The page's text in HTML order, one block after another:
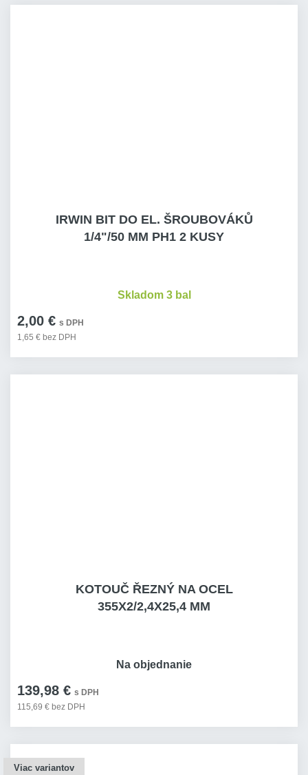
IRWIN BIT DO EL. ŠROUBOVÁKŮ
1/4"/50 MM PH1 2 KUSY
2,00 € s DPH
1,65 € bez DPH
Skladom 3 bal
KOTOUČ ŘEZNÝ NA OCEL
355X2/2,4X25,4 MM
139,98 € s DPH
115,69 € bez DPH
Na objednanie
Viac variantov